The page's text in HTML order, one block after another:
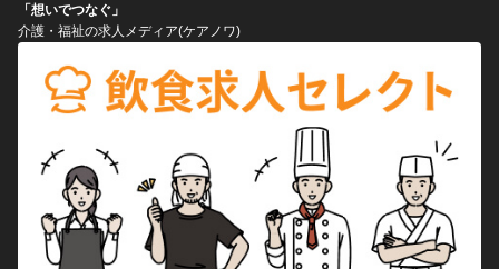
「想いでつなぐ」
介護・福祉の求人メディア(ケアノワ)